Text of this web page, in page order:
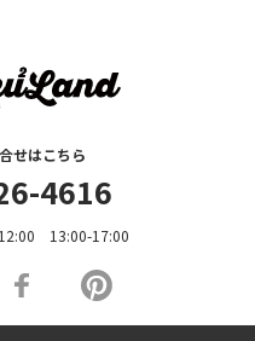
せはこちら
4616
13:00-17:00